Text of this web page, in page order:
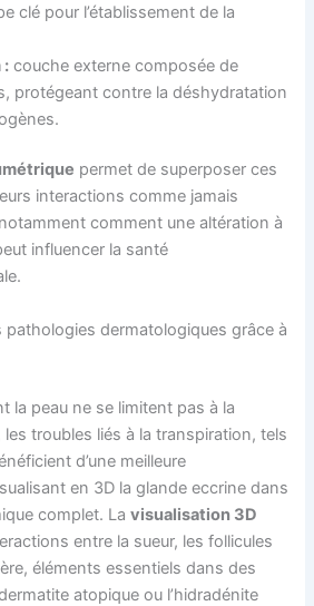
clé pour l’établissement de la
: couche externe composée de
protégeant contre la déshydratation
permet de superposer ces
interactions comme jamais
comment une altération à
influencer la santé
pathologies dermatologiques grâce à
la peau ne se limitent pas à la
les troubles liés à la transpiration, tels
d’une meilleure
en 3D la glande eccrine dans
complet. Lavisualisation 3D
entre la sueur, les follicules
éléments essentiels dans des
atopique ou l’hidradénite